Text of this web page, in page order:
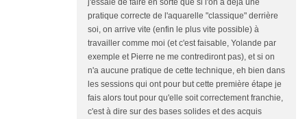
j'essaie de faire en sorte que si l'on a déjà une
pratique correcte de l'aquarelle "classique" derrière
soi, on arrive vite (enfin le plus vite possible) à
travailler comme moi (et c'est faisable, Yolande par
exemple et Pierre ne me contrediront pas), et si on
n'a aucune pratique de cette technique, eh bien dans
les sessions qui ont pour but cette première étape je
fais alors tout pour qu'elle soit correctement franchie,
c'est à dire sur des bases solides et des acquis